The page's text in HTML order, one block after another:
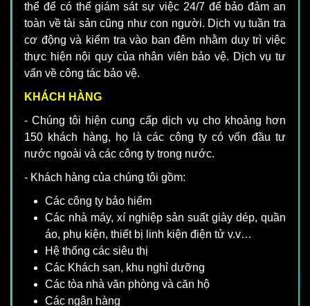
thể để có thể giám sát sự việc 24/7 để bảo đảm an
toàn về tài sản cũng như con người. Dịch vụ tuần tra
cơ động và kiểm tra vào ban đêm nhằm duy trì việc
thực hiện nội quy của nhân viên bảo vệ. Dịch vụ tư
vấn về công tác bảo vệ.
KHÁCH HÀNG
- Chúng tôi hiện cung cấp dịch vụ cho khoảng hơn
150 khách hàng, họ là các công ty có vốn đầu tư
nước ngoài và các công ty trong nước.
- Khách hàng của chúng tôi gồm:
Các công ty bảo hiểm
Các nhà máy, xí nghiệp sản suất giày dép, quần
áo, phụ kiện, thiết bị linh kiện điện tử v.v…
Hệ thống các siêu thị
Các Khách sạn, khu nghỉ dưỡng
Các tòa nhà văn phòng và căn hộ
Các ngân hàng